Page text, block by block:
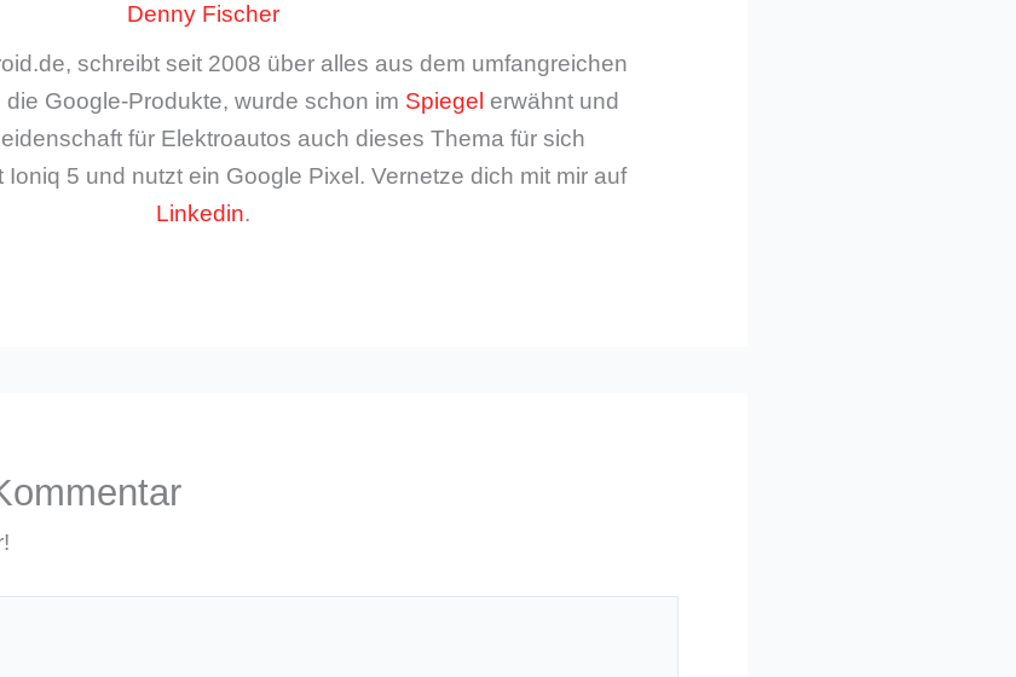
Denny Fischer
schreibt seit 2008 über alles aus dem umfangreichen
Google-Produkte, wurde schon im Spiegel erwähnt und
für Elektroautos auch dieses Thema für sich
5 und nutzt ein Google Pixel. Vernetze dich mit mir auf
Linkedin.